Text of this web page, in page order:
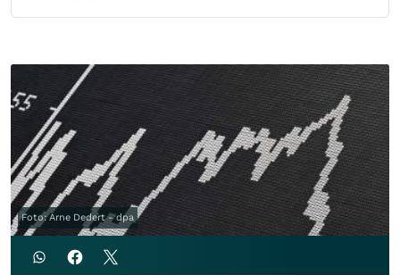
Foto: Arne Dedert - dpa